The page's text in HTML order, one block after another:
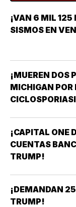
¡VAN 6 MIL 125
SISMOS EN
¡MUEREN DOS
MICHIGAN POR
¡CAPITAL ONE
CUENTAS
TRUMP!
¡DEMANDAN
TRUMP!